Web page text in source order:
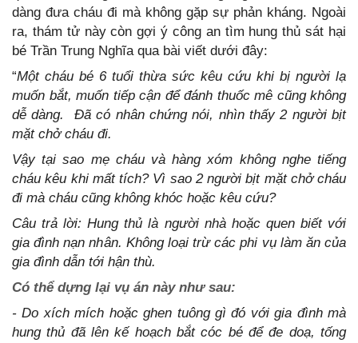
dàng đưa cháu đi mà không gặp sự phản kháng. Ngoài
ra, thám tử này còn gợi ý công an tìm hung thủ sát hại
bé Trần Trung Nghĩa qua bài viết dưới đây:
“Một cháu bé 6 tuổi thừa sức kêu cứu khi bị người lạ
muốn bắt, muốn tiếp cận để đánh thuốc mê cũng không
dễ dàng. Đã có nhân chứng nói, nhìn thấy 2 người bịt
mặt chở cháu đi.
Vậy tại sao mẹ cháu và hàng xóm không nghe tiếng
cháu kêu khi mất tích? Vì sao 2 người bịt mặt chở cháu
đi mà cháu cũng không khóc hoặc kêu cứu?
Câu trả lời: Hung thủ là người nhà hoặc quen biết với
gia đình nạn nhân. Không loại trừ các phi vụ làm ăn của
gia đình dẫn tới hận thù.
Có thể dựng lại vụ án này như sau:
- Do xích mích hoặc ghen tuông gì đó với gia đình mà
hung thủ đã lên kế hoạch bắt cóc bé để đe doạ, tống